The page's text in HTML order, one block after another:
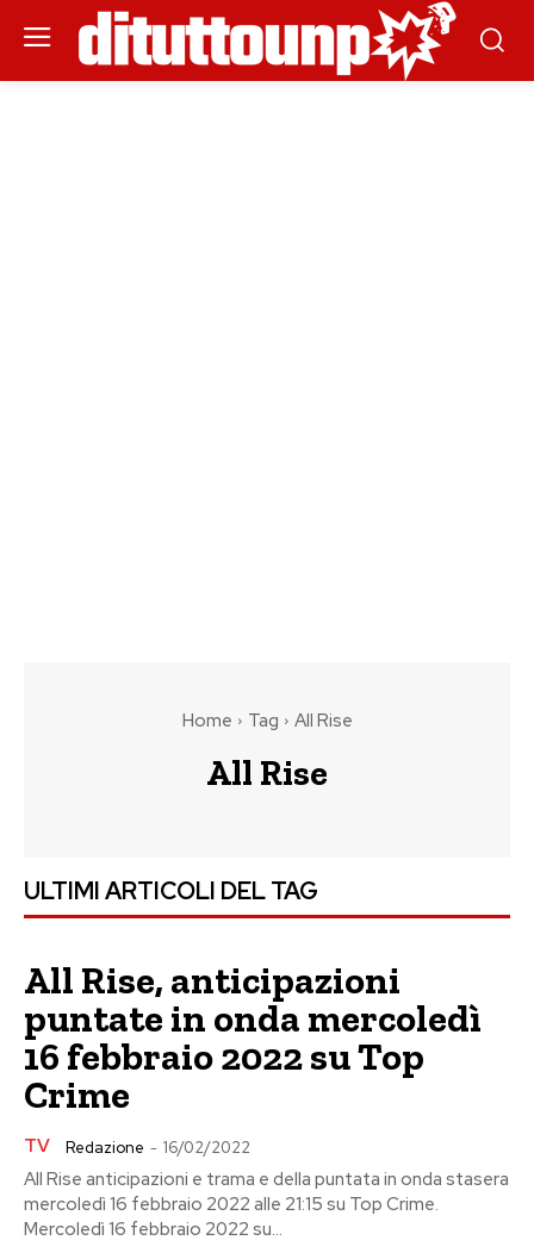
Home Tag All Rise
All Rise
ULTIMI ARTICOLI DEL TAG
All Rise, anticipazioni
puntate in onda mercoledì
16 febbraio 2022 su Top
Crime
TV Redazione - 16/02/2022
All Rise anticipazioni e trama e della puntata in onda stasera
mercoledì 16 febbraio 2022 alle 21:15 su Top Crime.
Mercoledì 16 febbraio 2022 su...